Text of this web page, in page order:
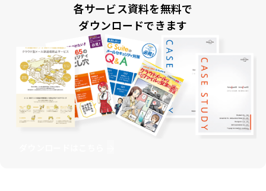
各サービス資料を無料で
ダウンロードできます